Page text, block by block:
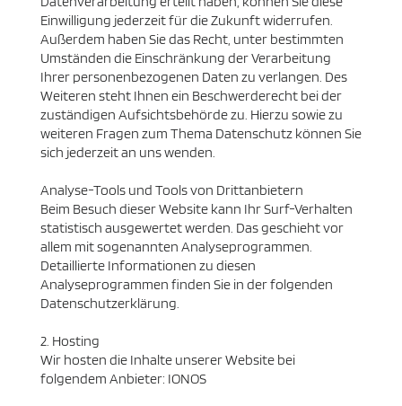
Einwilligung jederzeit für die Zukunft widerrufen.
Außerdem haben Sie das Recht, unter bestimmten
Umständen die Einschränkung der Verarbeitung
Ihrer personenbezogenen Daten zu verlangen. Des
Weiteren steht Ihnen ein Beschwerderecht bei der
zuständigen Aufsichtsbehörde zu. Hierzu sowie zu
weiteren Fragen zum Thema Datenschutz können Sie
sich jederzeit an uns wenden.
Analyse-Tools und Tools von Dritt­anbietern
Beim Besuch dieser Website kann Ihr Surf-Verhalten
statistisch ausgewertet werden. Das geschieht vor
allem mit sogenannten Analyseprogrammen.
Detaillierte Informationen zu diesen
Analyseprogrammen finden Sie in der folgenden
Datenschutzerklärung.
2. Hosting
Wir hosten die Inhalte unserer Website bei
folgendem Anbieter: IONOS